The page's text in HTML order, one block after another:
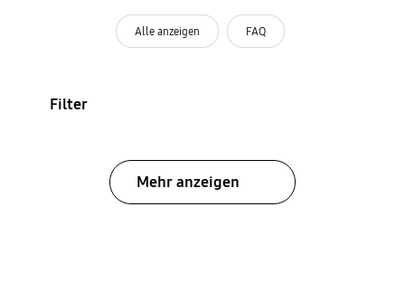
Alle anzeigen FAQ
Filter
Mehr anzeigen